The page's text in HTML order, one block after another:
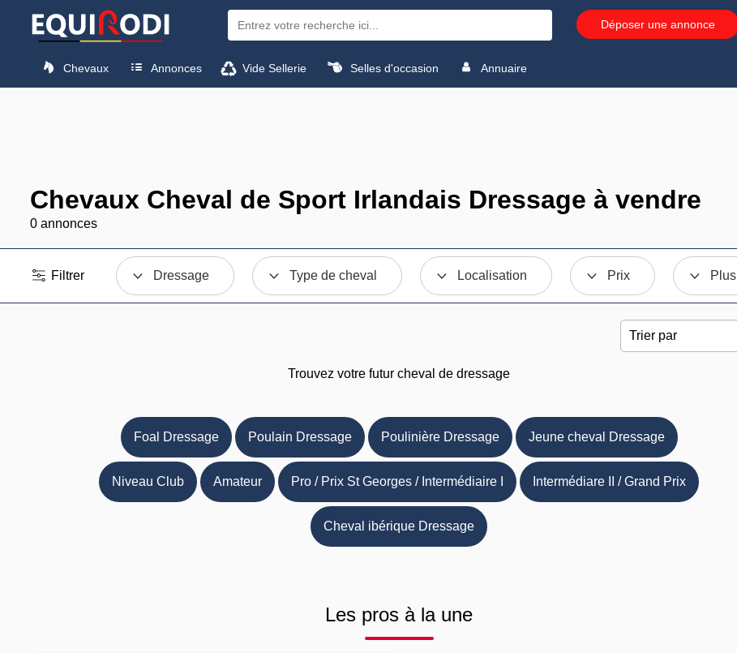
Déposer une annonce
Chevaux Annonces Vide Sellerie Selles d'occasion Annuaire
Chevaux Cheval de Sport Irlandais Dressage à vendre
0 annonces
Filtrer Dressage Type de cheval Localisation Prix Plus
Trouvez votre futur cheval de dressage
Foal Dressage Poulain Dressage Poulinière Dressage Jeune cheval Dressage
Niveau Club Amateur Pro / Prix St Georges / Intermédiaire I Intermédiare II / Grand Prix
Cheval ibérique Dressage
Les pros à la une